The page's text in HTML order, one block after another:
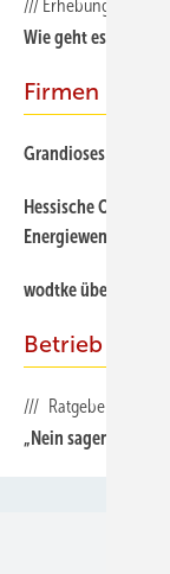
/// Erhebung
Wie geht es weiter
Firmen & Facts
Grandioses
Hessische
Energiewende
wodtke übernimmt
Betrieb
/// Ratgeber
„Nein sagen“ – ein